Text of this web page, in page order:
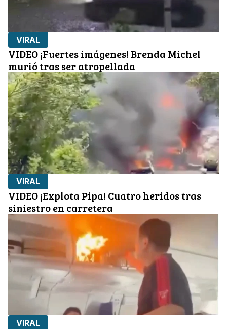
VIRAL
VIDEO ¡Fuertes imágenes! Brenda Michel
murió tras ser atropellada
VIRAL
VIDEO ¡Explota Pipa! Cuatro heridos tras
siniestro en carretera
VIRAL